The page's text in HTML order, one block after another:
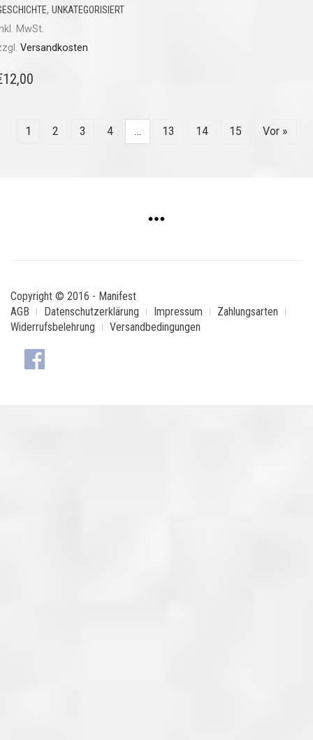
, UNKATEGORISIERT
MwSt.
Versandkosten
12,00
1 2 3 4 … 13 14 15 Vor »
Copyright © 2016 - Manifest
AGB
Datenschutzerklärung Impressum
Zahlungsarten
Widerrufsbelehrung
Versandbedingungen